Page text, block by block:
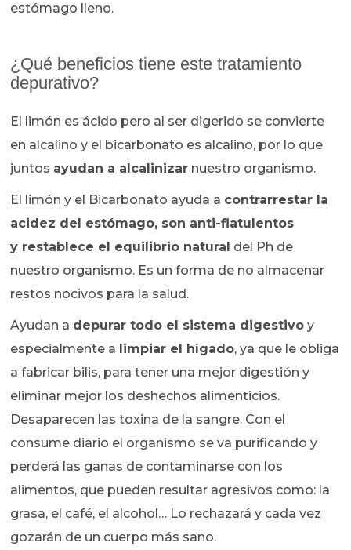
estómago lleno.
¿Qué beneficios tiene este tratamiento
depurativo?
El limón es ácido pero al ser digerido se convierte
en alcalino y el bicarbonato es alcalino, por lo que
juntos ayudan a alcalinizar nuestro organismo.
El limón y el Bicarbonato ayuda a contrarrestar la
acidez del estómago, son anti-flatulentos
y restablece el equilibrio natural del Ph de
nuestro organismo. Es un forma de no almacenar
restos nocivos para la salud.
Ayudan a depurar todo el sistema digestivo y
especialmente a limpiar el hígado, ya que le obliga
a fabricar bilis, para tener una mejor digestión y
eliminar mejor los deshechos alimenticios.
Desaparecen las toxina de la sangre. Con el
consume diario el organismo se va purificando y
perderá las ganas de contaminarse con los
alimentos, que pueden resultar agresivos como: la
grasa, el café, el alcohol… Lo rechazará y cada vez
gozarán de un cuerpo más sano.